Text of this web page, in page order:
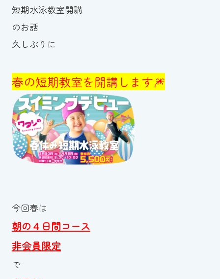
短期水泳教室開講
のお話
久しぶりに
春の短期教室を開講します🎆
今回春は
朝の４日間コース
非会員限定
で